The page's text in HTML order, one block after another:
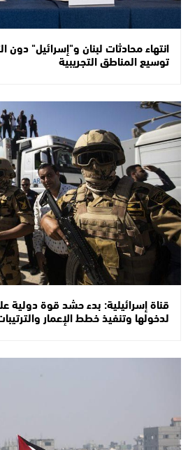
انتهاء محادثات لبنان و"إسرائيل"
توسيع المناطق التجريبية
قناة إسرائيلية: بدء حشد قوة دولية
لدخولها وتنفيذ خطط الإعمار